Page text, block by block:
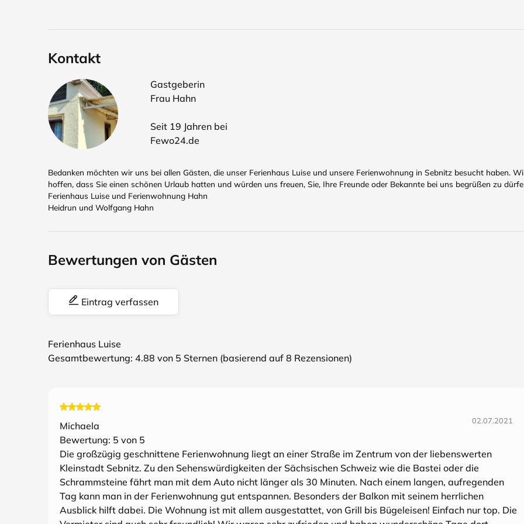
Kontakt
Gastgeberin
Frau Hahn
Seit 19 Jahren bei
Fewo24.de
Bedanken möchten wir uns bei allen Gästen, die unser Ferienhaus Luise und unsere Ferienwohnung in Sebnitz besucht haben.
hoffen, dass Sie einen schönen Urlaub hatten und würden uns freuen, Sie, Ihre Freunde oder Bekannte bei uns begrüßen zu
Ferienhaus Luise und Ferienwohnung Hahn
Heidrun und Wolfgang Hahn
Bewertungen von Gästen
Eintrag verfassen
Ferienhaus Luise
Gesamtbewertung: 4.88 von 5 Sternen (basierend auf 8 Rezensionen)
Michaela 02.07.2021
Bewertung: 5 von 5
Die großzügig geschnittene Ferienwohnung liegt an einer Straße im Zentrum von der liebenswerten
Kleinstadt Sebnitz. Zu den Sehenswürdigkeiten der Sächsischen Schweiz wie die Bastei oder die
Schrammsteine fährt man mit dem Auto nicht länger als 30 Minuten. Nach einem langen, aufregenden
Tag kann man in der Ferienwohnung gut entspannen. Besonders der Balkon mit seinem herrlichen
Ausblick hilft dabei. Die Wohnung ist mit allem ausgestattet, von Grill bis Bügeleisen! Einfach nur top. Die